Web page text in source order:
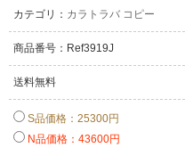
カテゴリ： カラトラバ コピー
商品番号：Ref3919J
送料無料
S品価格：25300円
N品価格：43600円